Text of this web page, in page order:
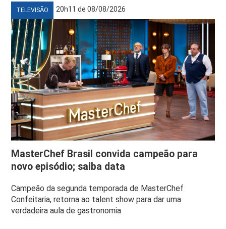
TELEVISÃO 20h11 de 08/08/2026
MasterChef Brasil convida campeão para
novo episódio; saiba data
Campeão da segunda temporada de MasterChef
Confeitaria, retorna ao talent show para dar uma
verdadeira aula de gastronomia